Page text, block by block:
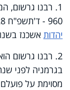
1. רבנו גרשום,
960 - ד'תשפ"ח 1028) היה מגדולי חכמי ישראל ומנהיג
יהדות אשכנז
2. רבנו גרשום
בגרמניה לפני
מסוימת על